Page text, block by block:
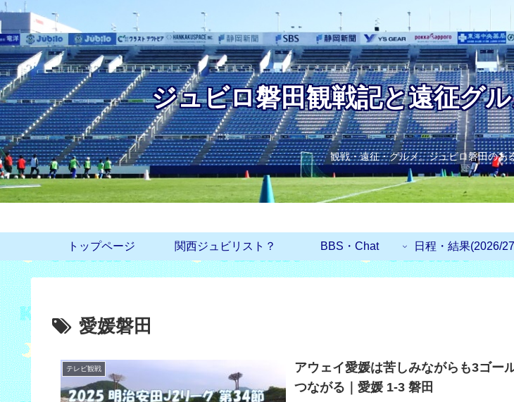
ジュビロ磐田観戦記と遠征グ
観戦・遠征・グルメ。ジュビロ磐田のあ
トップページ 関西ジュビリスト？ BBS・Chat 日程・結果(2026/
愛媛磐田
テレビ観戦
アウェイ愛媛は苦しみながらも3ゴー
つながる｜愛媛 1-3 磐田